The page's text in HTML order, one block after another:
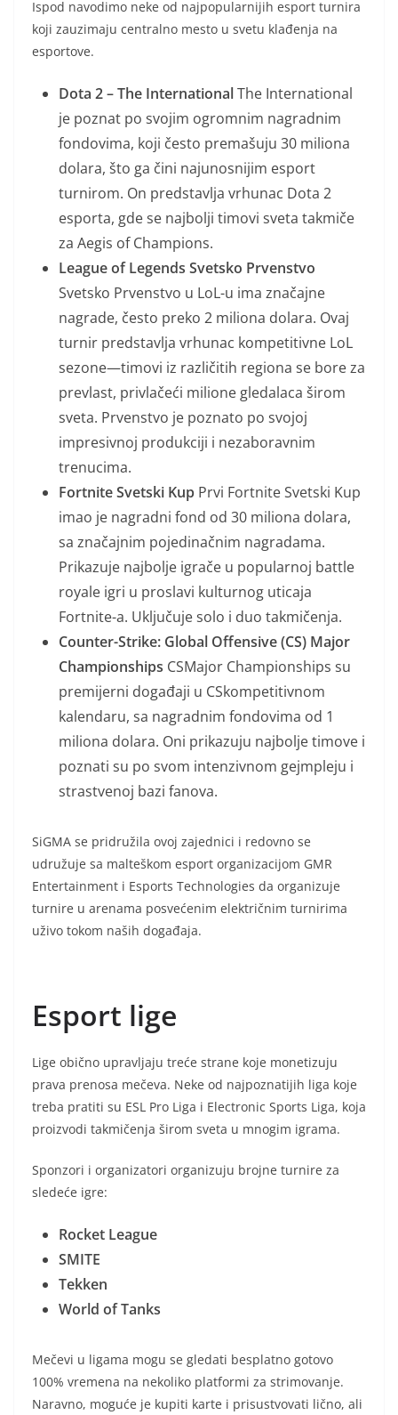
Ispod navodimo neke od najpopularnijih esport turnira
koji zauzimaju centralno mesto u svetu klađenja na
esportove.
Dota 2 – The InternationalThe International
je poznat po svojim ogromnim nagradnim
fondovima, koji često premašuju 30 miliona
dolara, što ga čini najunosnijim esport
turnirom. On predstavlja vrhunac Dota 2
esporta, gde se najbolji timovi sveta takmiče
za Aegis of Champions.
League of Legends Svetsko Prvenstvo
Svetsko Prvenstvo u LoL-u ima značajne
nagrade, često preko 2 miliona dolara. Ovaj
turnir predstavlja vrhunac kompetitivne LoL
sezone—timovi iz različitih regiona se bore za
prevlast, privlačeći milione gledalaca širom
sveta. Prvenstvo je poznato po svojoj
impresivnoj produkciji i nezaboravnim
trenucima.
Fortnite Svetski Kup Prvi Fortnite Svetski Kup
imao je nagradni fond od 30 miliona dolara,
sa značajnim pojedinačnim nagradama.
Prikazuje najbolje igrače u popularnoj battle
royale igri u proslavi kulturnog uticaja
Fortnite-a. Uključuje solo i duo takmičenja.
Counter-Strike: Global Offensive (CS) Major
Championships CSMajor Championships su
premijerni događaji u CSkompetitivnom
kalendaru, sa nagradnim fondovima od 1
miliona dolara. Oni prikazuju najbolje timove i
poznati su po svom intenzivnom gejmpleju i
strastvenoj bazi fanova.
SiGMA se pridružila ovoj zajednici i redovno se
udružuje sa malteškom esport organizacijom GMR
Entertainment i Esports Technologies da organizuje
turnire u arenama posvećenim električnim turnirima
uživo tokom naših događaja.
Esport lige
Lige obično upravljaju treće strane koje monetizuju
prava prenosa mečeva. Neke od najpoznatijih liga koje
treba pratiti su ESL Pro Liga i Electronic Sports Liga, koja
proizvodi takmičenja širom sveta u mnogim igrama.
Sponzori i organizatori organizuju brojne turnire za
sledeće igre:
Rocket League
SMITE
Tekken
World of Tanks
Mečevi u ligama mogu se gledati besplatno gotovo
100% vremena na nekoliko platformi za strimovanje.
Naravno, moguće je kupiti karte i prisustvovati lično, ali